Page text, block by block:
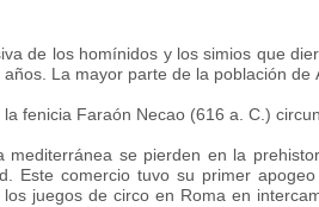
de los homínidos y los simios que
La mayor parte de la población
fenicia Faraón Necao (616 a. C.)
se pierden en la
Este comercio tuvo su primer
juegos de circo en Roma en